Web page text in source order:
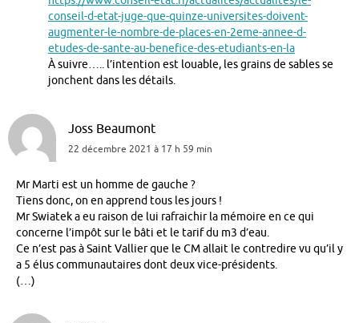
conseil-d-etat-juge-que-quinze-universites-doivent-
augmenter-le-nombre-de-places-en-2eme-annee-d-
etudes-de-sante-au-benefice-des-etudiants-en-la
À suivre….. l’intention est louable, les grains de sables se
jonchent dans les détails.
Joss Beaumont
22 décembre 2021 à 17 h 59 min
Mr Marti est un homme de gauche ?
Tiens donc, on en apprend tous les jours !
Mr Swiatek a eu raison de lui rafraichir la mémoire en ce qui
concerne l’impôt sur le bâti et le tarif du m3 d’eau.
Ce n’est pas à Saint Vallier que le CM allait le contredire vu qu’il y
a 5 élus communautaires dont deux vice-présidents.
(…)